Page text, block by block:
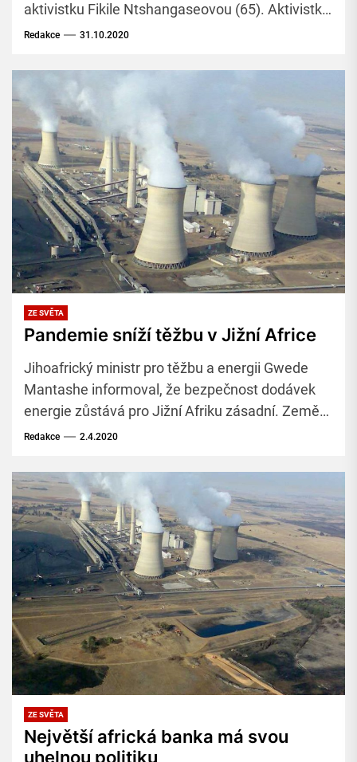
aktivistku Fikile Ntshangaseovou (65). Aktivistka
byla velkou kritičkou navrhovaného rozšíření
Redakce 31.10.2020
ZE SVĚTA
Pandemie sníží těžbu v Jižní Africe
Jihoafrický ministr pro těžbu a energii Gwede
Mantashe informoval, že bezpečnost dodávek
energie zůstává pro Jižní Afriku zásadní. Země
kvůli pandemii koronaviru utlumí těžbu uhlí. Bude
Redakce 2.4.2020
ZE SVĚTA
Největší africká banka má svou
uhelnou politiku